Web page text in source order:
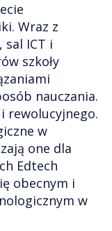
Wraz z
ICT i
szkoły
nauczania.
rewolucyjnego.
w
one dla
Edtech
obecnym i
w